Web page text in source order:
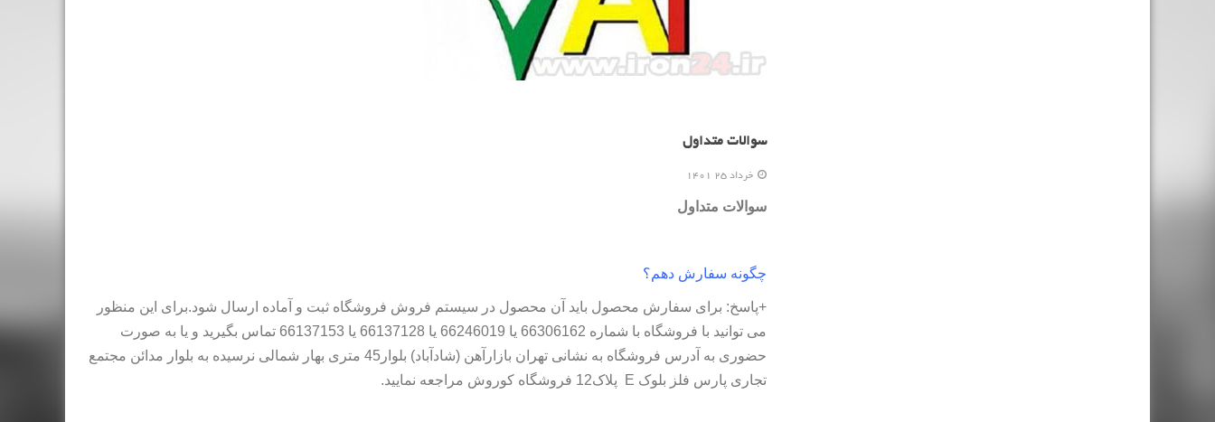
سوالات متداول
خرداد 25 1401
سوالات متداول
چگونه سفارش دهم؟
+پاسخ: برای سفارش محصول باید آن محصول در سیستم فروش فروشگاه ثبت و آماده ارسال شود.برای این منظور
می توانید با فروشگاه با شماره 66306162 یا 66246019 یا 66137128 یا 66137153 تماس بگیرید و یا به صورت
حضوری به آدرس فروشگاه به نشانی تهران بازارآهن (شادآباد) بلوار45 متری بهار شمالی نرسیده به بلوار مدائن مجتمع
تجاری پارس فلز بلوک E پلاک12 فروشگاه کوروش مراجعه نمایید.